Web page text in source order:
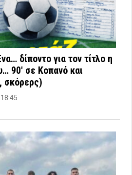
δίποντο για τον τίτλο η
90′ σε Κοπανό και
σκόρερς)